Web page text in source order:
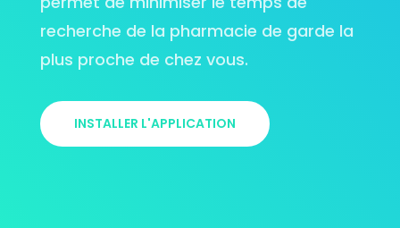
recherche de la pharmacie de garde la
plus proche de chez vous.
INSTALLER L'APPLICATION